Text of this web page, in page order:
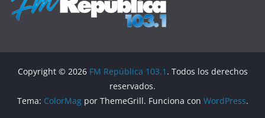
Copyright © 2026 FM República 103.1 . Todos los derechos
reservados.
Tema: ColorMagpor ThemeGrill. Funciona con WordPress.